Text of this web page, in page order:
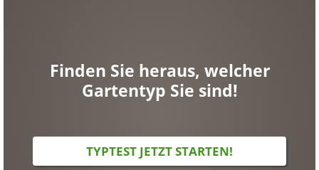
Finden Sie heraus, welcher
Gartentyp Sie sind!
TYPTEST JETZT STARTEN!